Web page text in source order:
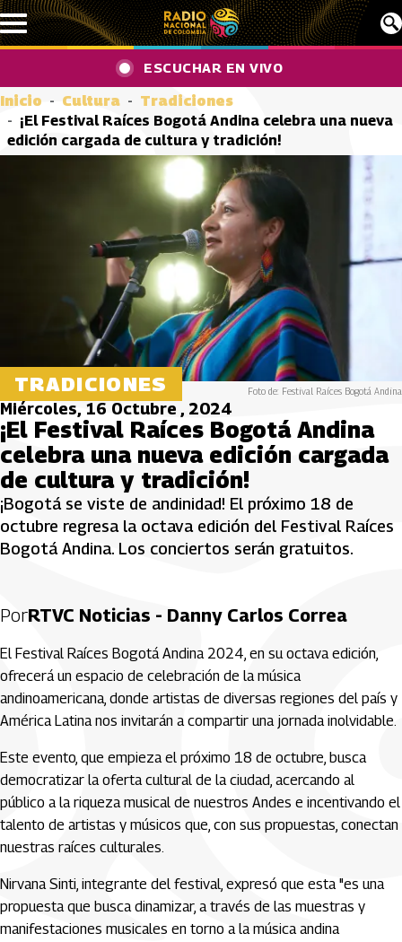
Pasar al contenido principal
ESCUCHAR EN VIVO
Inicio Cultura
Tradiciones
¡El Festival Raíces Bogotá Andina celebra una nueva
edición cargada de cultura y tradición!
TRADICIONES Foto de: Festival Raíces Bogotá Andina
Miércoles, 16 Octubre , 2024
¡El Festival Raíces Bogotá Andina
celebra una nueva edición cargada
de cultura y tradición!
¡Bogotá se viste de andinidad! El próximo 18 de
octubre regresa la octava edición del Festival Raíces
Bogotá Andina. Los conciertos serán gratuitos.
PorRTVC Noticias - Danny Carlos Correa
El Festival Raíces Bogotá Andina 2024, en su octava edición,
ofrecerá un espacio de celebración de la música
andinoamericana, donde artistas de diversas regiones del país y
América Latina nos invitarán a compartir una jornada inolvidable.
Este evento, que empieza el próximo 18 de octubre, busca
democratizar la oferta cultural de la ciudad, acercando al
público a la riqueza musical de nuestros Andes e incentivando el
talento de artistas y músicos que, con sus propuestas, conectan
nuestras raíces culturales.
Nirvana Sinti, integrante del festival, expresó que esta "es una
propuesta que busca dinamizar, a través de las muestras y
manifestaciones musicales en torno a la música andina